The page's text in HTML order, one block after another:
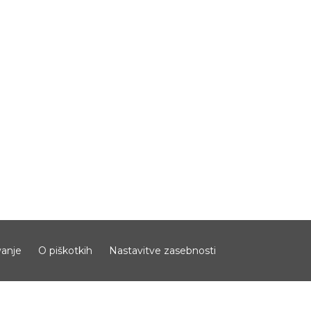
O piškotkih Nastavitve zasebnosti